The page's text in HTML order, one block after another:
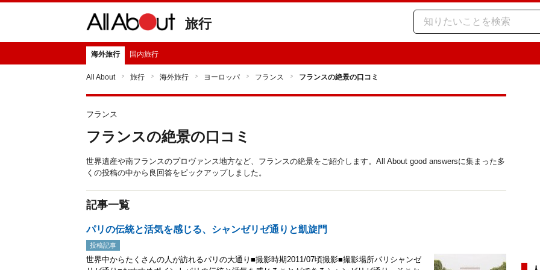
旅行
海外旅行 国内旅行
All About 旅行 海外旅行 ヨーロッパ フランス フランスの絶景の口コミ
フランス
フランスの絶景の口コミ
世界遺産や南フランスのプロヴァンス地方など、フランスの絶景をご紹介します。All About good answersに集まった多
くの投稿の中から良回答をピックアップしました。
記事一覧
パリの伝統と活気を感じる、シャンゼリゼ通りと凱旋門
投稿記事
世界中からたくさんの人が訪れるパリの大通り■撮影時期2011/07頃撮影■撮影場所パリシャンゼ